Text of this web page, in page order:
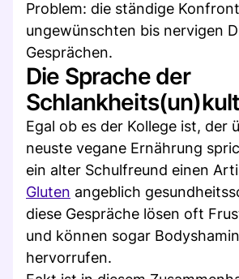
Problem: die ständige
ungewünschten bis nervigen
Gesprächen.
Die Sprache der
Egal ob es der Kollege ist, der
neuste vegane Ernährung
ein alter Schulfreund einen
Gluten angeblich
diese Gespräche lösen oft
und können sogar
hervorrufen.